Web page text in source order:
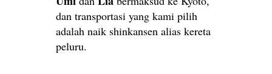
dan transportasi yang kami pilih
adalah naik shinkansen alias kereta
peluru.